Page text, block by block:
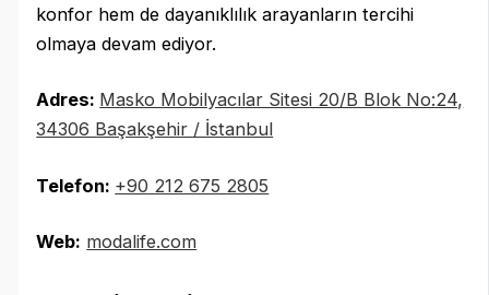
konfor hem de dayanıklılık arayanların tercihi
olmaya devam ediyor.
Adres: Masko Mobilyacılar Sitesi 20/B Blok No:24,
34306 Başakşehir / İstanbul
Telefon: ‪+90 212 675 2805
Web: modalife.com